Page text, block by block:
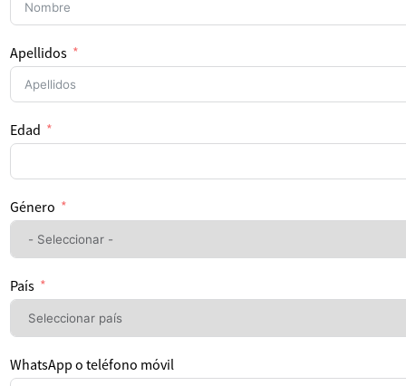
Apellidos
Edad
Género
País
WhatsApp o teléfono móvil